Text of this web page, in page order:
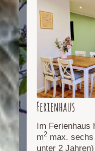
Ferienhaus
Im Ferienhaus
m2 max.
unter 2